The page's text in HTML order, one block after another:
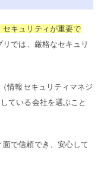
セキュリティが重要で
では、厳格なセキュリ
情報セキュリティマネジ
ている会社を選ぶこと
で信頼でき、安心して